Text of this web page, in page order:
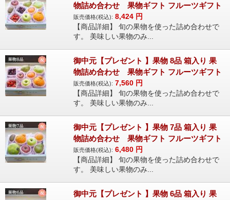
物詰め合わせ 果物ギフト フルーツギフト
販売価格(税込): 8,424 円
【商品詳細】 旬の果物を使った詰め合わせで
す。 美味しい果物のみ...
御中元【プレゼント 】果物 8品 箱入り 果
物詰め合わせ 果物ギフト フルーツギフト
販売価格(税込): 7,560 円
【商品詳細】 旬の果物を使った詰め合わせで
す。 美味しい果物のみ...
御中元【プレゼント 】果物 7品 箱入り 果
物詰め合わせ 果物ギフト フルーツギフト
販売価格(税込): 6,480 円
【商品詳細】 旬の果物を使った詰め合わせで
す。 美味しい果物のみ...
御中元【プレゼント 】果物 6品 箱入り 果